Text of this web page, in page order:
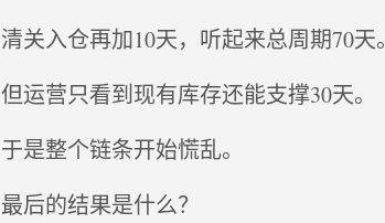
清关入仓再加10天，听起来总周期70天。
但运营只看到现有库存还能支撑30天。
于是整个链条开始慌乱。
最后的结果是什么？